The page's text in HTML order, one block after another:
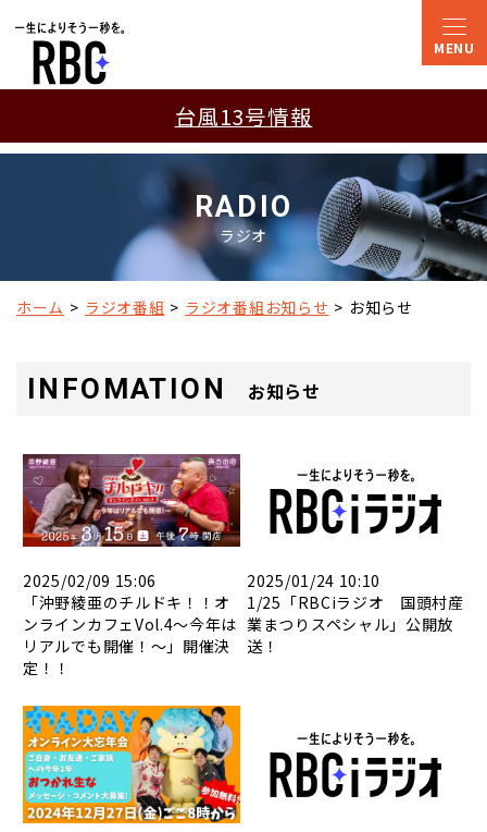
台風13号情報
RADIO
ラジオ
ホーム ラジオ番組 ラジオ番組お知らせ お知らせ
INFOMATION お知らせ
2025/02/09 15:06
「沖野綾亜のチルドキ！！オ
ンラインカフェVol.4～今年は
リアルでも開催！～」開催決
定！！
2025/01/24 10:10
1/25「RBCiラジオ 国頭村産
業まつりスペシャル」公開放
送！